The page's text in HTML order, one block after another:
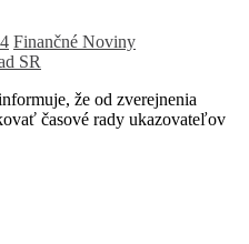
Finančné Noviny
SR
že od zverejnenia
časové rady ukazovateľov